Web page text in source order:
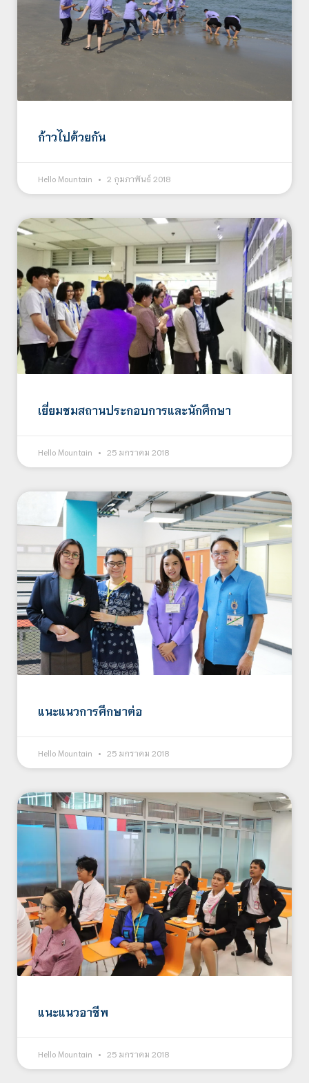
ก้าวไปด้วยกัน
Hello Mountain 2 กุมภาพันธ์ 2018
เยี่ยมชมสถานประกอบการและนักศึกษา
Hello Mountain 25 มกราคม 2018
แนะแนวการศึกษาต่อ
Hello Mountain 25 มกราคม 2018
แนะแนวอาชีพ
Hello Mountain 25 มกราคม 2018